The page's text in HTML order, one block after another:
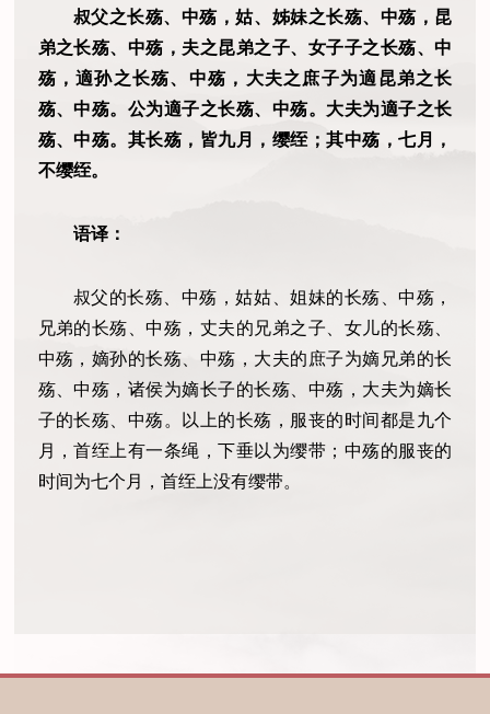
叔父之长殇、中殇，姑、姊妹之长殇、中殇，昆
弟之长殇、中殇，夫之昆弟之子、女子子之长殇、中
殇，適孙之长殇、中殇，大夫之庶子为適昆弟之长
殇、中殇。公为適子之长殇、中殇。大夫为適子之长
殇、中殇。其长殇，皆九月，缨绖；其中殇，七月，
不缨绖。
语译：
叔父的长殇、中殇，姑姑、姐妹的长殇、中殇，
兄弟的长殇、中殇，丈夫的兄弟之子、女儿的长殇、
中殇，嫡孙的长殇、中殇，大夫的庶子为嫡兄弟的长
殇、中殇，诸侯为嫡长子的长殇、中殇，大夫为嫡长
子的长殇、中殇。以上的长殇，服丧的时间都是九个
月，首绖上有一条绳，下垂以为缨带；中殇的服丧的
时间为七个月，首绖上没有缨带。